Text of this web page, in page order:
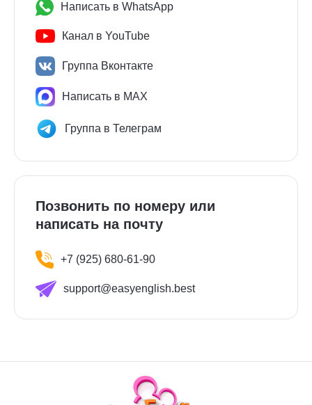
Написать в WhatsApp
Канал в YouTube
Группа Вконтакте
Написать в MAX
Группа в Телеграм
Позвонить по номеру или
написать на почту
+7 (925) 680-61-90
support@easyenglish.best